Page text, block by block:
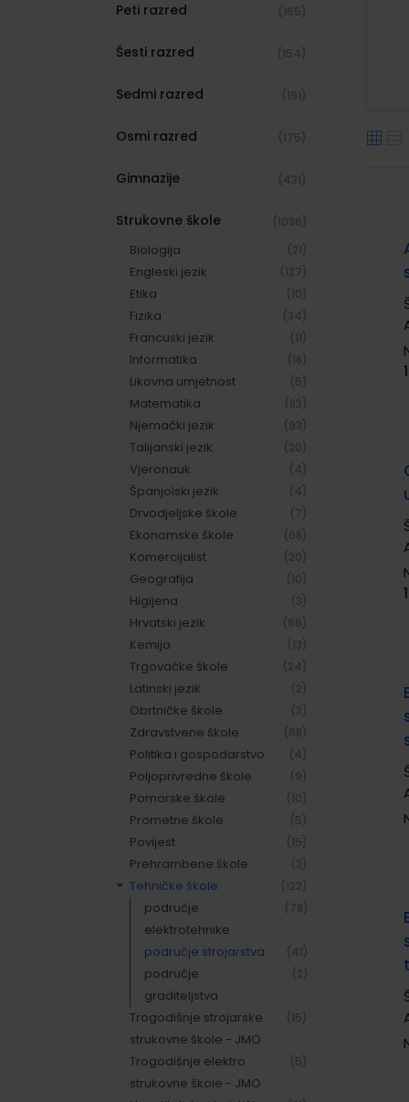
Peti razred (165)
Šesti razred (154)
Sedmi razred (191)
Osmi razred (175)
Gimnazije (431)
Strukovne škole (1036)
Biologija (21)
Engleski jezik (127)
Etika (10)
Fizika (34)
Francuski jezik (11)
Informatika (18)
Likovna umjetnost (5)
Matematika (83)
Njemački jezik (93)
Talijanski jezik (20)
Vjeronauk (4)
Španjolski jezik (4)
Drvodjeljske škole (7)
Ekonomske škole (68)
Komercijalist (20)
Geografija (10)
Higijena (3)
Hrvatski jezik (66)
Kemija (13)
Trgovačke škole (24)
Latinski jezik (2)
Obrtničke škole (3)
Zdravstvene škole (68)
Politika i gospodarstvo (4)
Poljoprivredne škole (9)
Pomorske škole (10)
Prometne škole (5)
Povijest (15)
Prehrambene škole (3)
Tehničke škole (122)
područje
elektrotehnike
(78)
područje strojarstva (41)
područje
graditeljstva
(2)
Trogodišnje strojarske
strukovne škole - JMO
(15)
Trogodišnje elektro
strukovne škole - JMO
(5)